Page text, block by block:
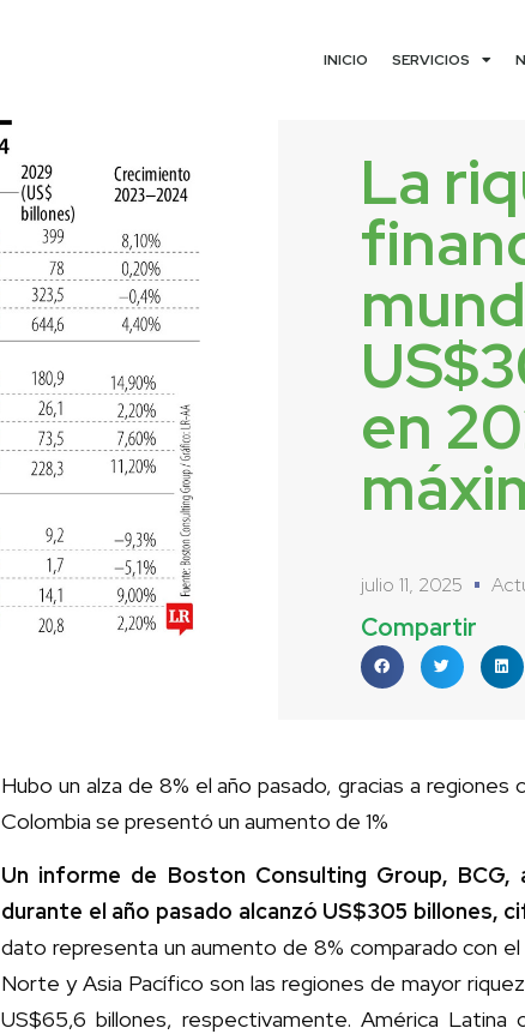
INICIO SERVICIOS
La
en
julio 11, 2025
Compartir
Hubo un alza de 8% el año pasado, gracias a
Colombia se presentó un aumento de 1%
Un informe de Boston Consulting Group, BCG,
durante el año pasado alcanzó US$305 billones,
dato representa un aumento de 8% comparado con
Norte y Asia Pacífico son las regiones de mayor
US$65,6 billones, respectivamente. América Latina